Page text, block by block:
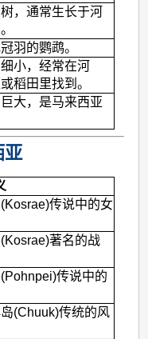
，通常生长于河
羽的鹦鹉。
小，经常在河
稻田里找到。
大，是马来西亚
亚
传说中的女
著名的战
传说中的
(Chuuk)传统的风